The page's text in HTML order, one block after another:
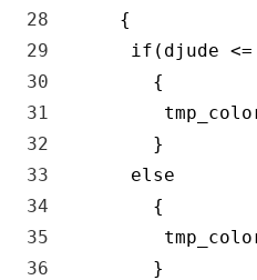
28
29
30
31
32
33
34
35
36
{
if ( djude <=
{
}
else
{
}